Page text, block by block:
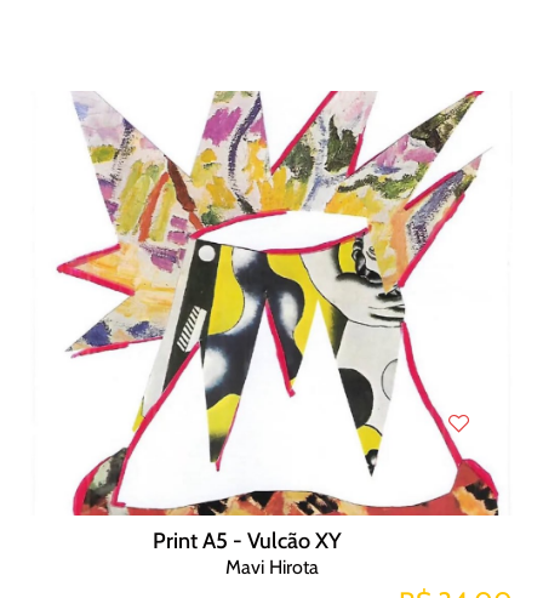
Print A5 - Vulcão XY
Mavi Hirota